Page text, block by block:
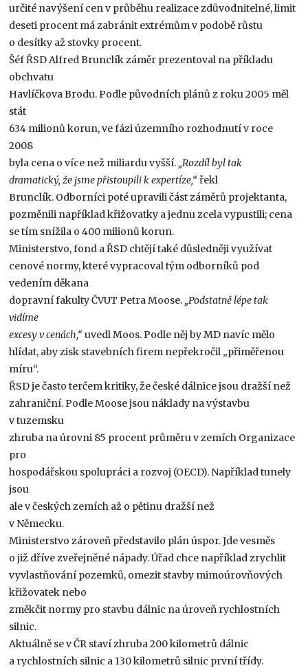
určité navýšení cen v průběhu realizace zdůvodnitelné, limit
deseti procent má zabránit extrémům v podobě růstu
o desítky až stovky procent.
Šéf ŘSD Alfred Brunclík záměr prezentoval na příkladu
obchvatu
Havlíčkova Brodu. Podle původních plánů z roku 2005 měl
stát
634 milionů korun, ve fázi územního rozhodnutí v roce
2008
byla cena o více než miliardu vyšší. „Rozdíl byl tak
dramatický, že jsme přistoupili k expertíze,“řekl
Brunclík. Odborníci poté upravili část záměrů projektanta,
pozměnili například křižovatky a jednu zcela vypustili; cena
se tím snížila o 400 milionů korun.
Ministerstvo, fond a ŘSD chtějí také důsledněji využívat
cenové normy, které vypracoval tým odborníků pod
vedením děkana
dopravní fakulty ČVUT Petra Moose. „Podstatně lépe tak
vidíme
excesy v cenách,“uvedl Moos. Podle něj by MD navíc mělo
hlídat, aby zisk stavebních firem nepřekročil „přiměřenou
míru“.
ŘSD je často terčem kritiky, že české dálnice jsou dražší než
zahraniční. Podle Moose jsou náklady na výstavbu
v tuzemsku
zhruba na úrovni 85 procent průměru v zemích Organizace
pro
hospodářskou spolupráci a rozvoj (OECD). Například tunely
jsou
ale v českých zemích až o pětinu dražší než
v Německu.
Ministerstvo zároveň představilo plán úspor. Jde vesměs
o již dříve zveřejněné nápady. Úřad chce například zrychlit
vyvlastňování pozemků, omezit stavby mimoúrovňových
křižovatek nebo
změkčit normy pro stavbu dálnic na úroveň rychlostních
silnic.
Aktuálně se v ČR staví zhruba 200 kilometrů dálnic
a rychlostních silnic a 130 kilometrů silnic první třídy.